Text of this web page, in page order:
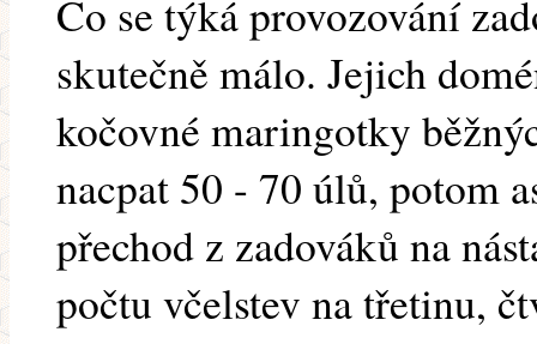
Co se týká provozování
skutečně málo. Jejich
kočovné maringotky
nacpat 50 - 70 úlů, potom
přechod z zadováků na
počtu včelstev na třetinu,